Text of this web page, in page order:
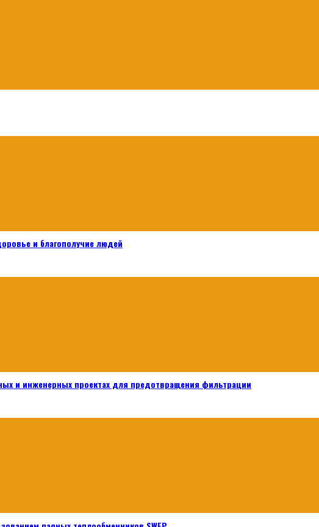
и благополучие людей
и инженерных проектах для предотвращения фильтрации